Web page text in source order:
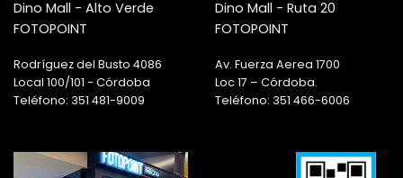
Dino Mall - Alto Verde
FOTOPOINT
Rodríguez del Busto 4086
Local 100/101 - Córdoba
Teléfono: 351 481-9009
Dino Mall - Ruta 20
FOTOPOINT
Av. Fuerza Aerea 1700
Loc 17 – Córdoba.
Teléfono: 351 466-6006